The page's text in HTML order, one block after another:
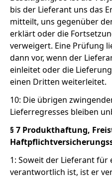
bis der Lieferant uns das
mitteilt, uns gegenüber
erklärt oder die
verweigert. Eine Prüfung
dann vor, wenn der
einleitet oder die
einen Dritten weiterleitet.
10: Die übrigen
Lieferregresses bleiben
§ 7 Produkthaftung,
1: Soweit der Lieferant für
verantwortlich ist, ist er